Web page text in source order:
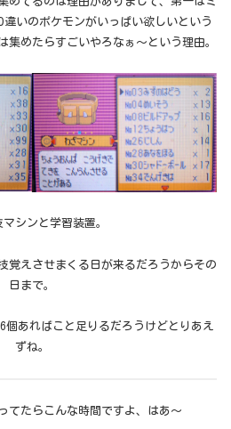
いのポケモンがいっぱい欲しいという
集めたらすごいやろなぁ〜という理由。
マシンと学習装置。
覚えさせまくる日が来るだろうからその
日まで。
あればこと足りるだろうけどとりあえ
ずね。
てたらこんな時間ですよ、はあ～